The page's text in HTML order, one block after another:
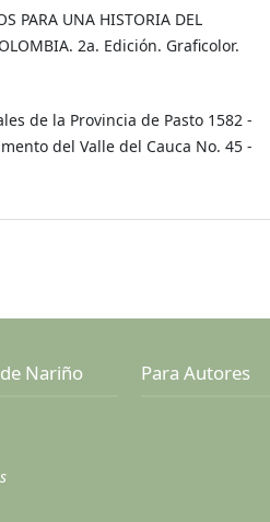
PARA UNA HISTORIA DEL
2a. Edición. Graficolor.
de la Provincia de Pasto 1582 -
del Valle del Cauca No. 45 -
Nariño Para Autores